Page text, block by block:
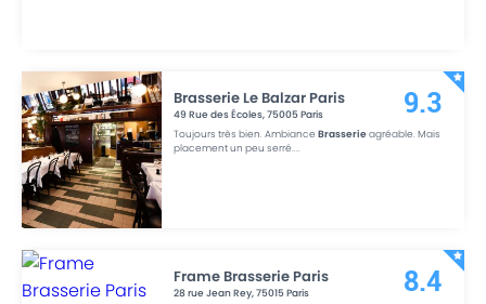
Brasserie Le Balzar Paris
49 Rue des Écoles,75005Paris
Toujours très bien. AmbianceBrasserieagréable. Mais
placement un peu serré....
9.3
Frame Brasserie Paris
28 rue Jean Rey,75015Paris
8.4